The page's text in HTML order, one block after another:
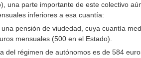
una parte importante de este colectivo
inferiores a esa cuantía:
pensión de viudedad, cuya cuantía
mensuales (500 en el Estado).
del régimen de autónomos es de 584